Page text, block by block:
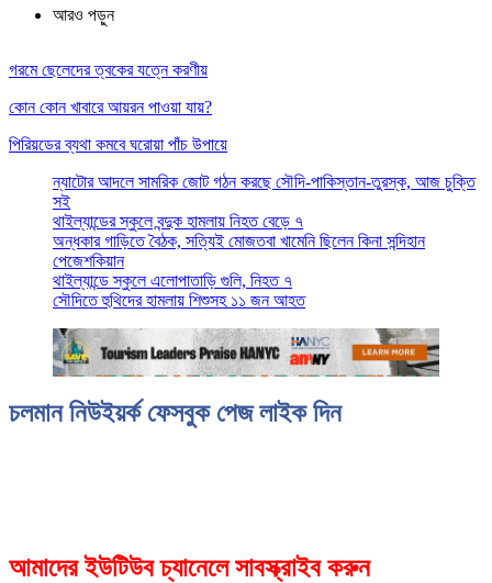
আরও পড়ুন
গরমে ছেলেদের ত্বকের যত্নে করণীয়
কোন কোন খাবারে আয়রন পাওয়া যায়?
পিরিয়ডের ব্যথা কমবে ঘরোয়া পাঁচ উপায়ে
ন্যাটোর আদলে সামরিক জোট গঠন করছে সৌদি-পাকিস্তান-তুরস্ক, আজ চুক্তি
সই
থাইল্যান্ডের স্কুলে বন্দুক হামলায় নিহত বেড়ে ৭
অন্ধকার গাড়িতে বৈঠক, সত্যিই মোজতবা খামেনি ছিলেন কিনা সন্দিহান
পেজেশকিয়ান
থাইল্যান্ডে স্কুলে এলোপাতাড়ি গুলি, নিহত ৭
সৌদিতে হুথিদের হামলায় শিশুসহ ১১ জন আহত
চলমান নিউইয়র্ক ফেসবুক পেজ লাইক দিন
আমাদের ইউটিউব চ্যানেলে সাবস্ক্রাইব করুন